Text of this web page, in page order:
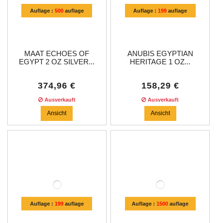
Auflage : 500auflage
MAAT ECHOES OF
EGYPT 2 OZ SILVER...
374,96 €
Ausverkauft
Ansicht
Auflage :199 auflage
ANUBIS EGYPTIAN
HERITAGE 1 OZ...
158,29 €
Ausverkauft
Ansicht
Auflage : 199auflage Auflage :1500 auflage